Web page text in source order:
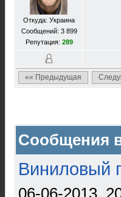
Откуда: Украина
Сообщений: 3 899
Репутация: 289
«« Предыдущая
Сообщения
Виниловый
06-06-2013,